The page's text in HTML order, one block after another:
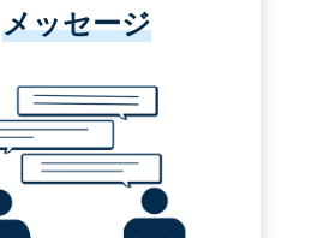
メッセージ